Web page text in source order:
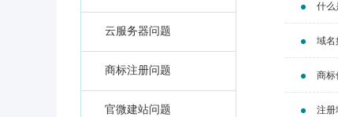
云服务器问题
商标注册问题
官微建站问题
什么
域名
商标
注册